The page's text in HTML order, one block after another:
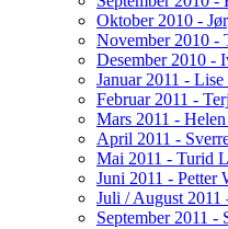
Oktober 2010 -
November 2010 -
Desember 2010 -
Januar 2011 -
Februar 2011 -
Mars 2011 -
April 2011 -
Mai 2011 - Turid
Juni 2011 - Petter
Juli / August
September 2011 -